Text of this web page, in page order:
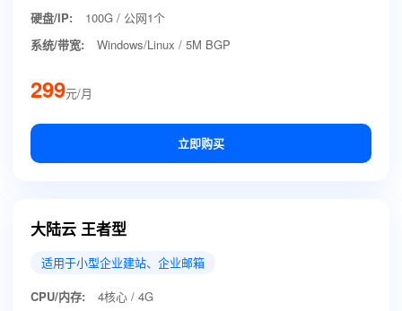
硬盘/IP:
100G / 公网1个
系统/带宽:
Windows/Linux / 5M BGP
299元/月
立即购买
大陆云 王者型
适用于小型企业建站、企业邮箱
CPU/内存:
4核心 / 4G